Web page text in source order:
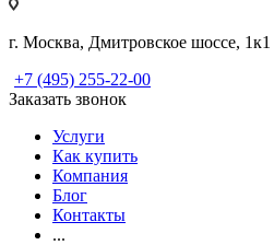
г. Москва, Дмитровское шоссе, 1к1
+7 (495) 255-22-00
Заказать звонок
Услуги
Как купить
Компания
Блог
Контакты
...